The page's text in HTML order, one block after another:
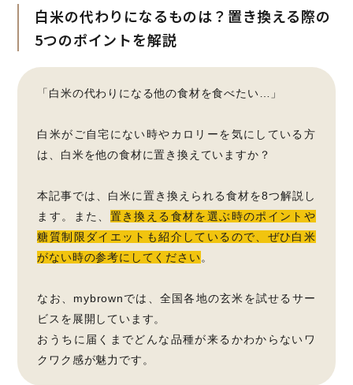
白米の代わりになるものは？置き換える際の
5つのポイントを解説
「白米の代わりになる他の食材を食べたい…」
白米がご自宅にない時やカロリーを気にしている方
は、白米を他の食材に置き換えていますか？
本記事では、白米に置き換えられる食材を8つ解説し
ます。また、 置き換える食材を選ぶ時のポイントや
糖質制限ダイエットも紹介しているので、ぜひ白米
がない時の参考にしてください。
なお、mybrownでは、全国各地の玄米を試せるサー
ビスを展開しています。
おうちに届くまでどんな品種が来るかわからないワ
クワク感が魅力です。